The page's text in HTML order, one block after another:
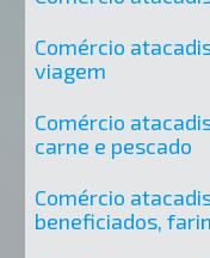
Comércio
viagem
Comércio
carne e pescado
Comércio
beneficiados,